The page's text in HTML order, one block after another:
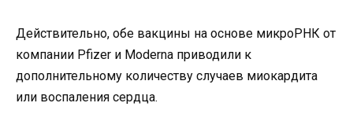
Действительно, обе вакцины на основе микроРНК от
компании Pfizer и Moderna приводили к
дополнительному количеству случаев миокардита
или воспаления сердца.